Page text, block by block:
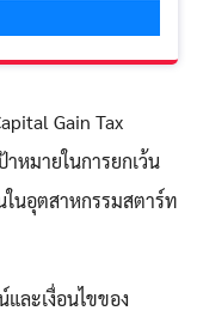
Gain Tax
หมายในการยกเว้น
นอุตสาหกรรมสตาร์ท
ละเงื่อนไขของ